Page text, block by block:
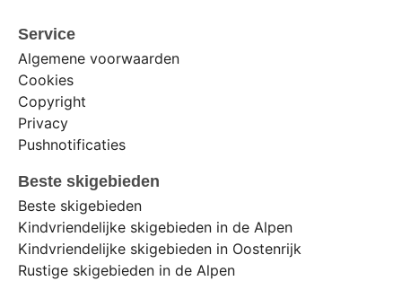
Service
Algemene voorwaarden
Cookies
Copyright
Privacy
Pushnotificaties
Beste skigebieden
Beste skigebieden
Kindvriendelijke skigebieden in de Alpen
Kindvriendelijke skigebieden in Oostenrijk
Rustige skigebieden in de Alpen